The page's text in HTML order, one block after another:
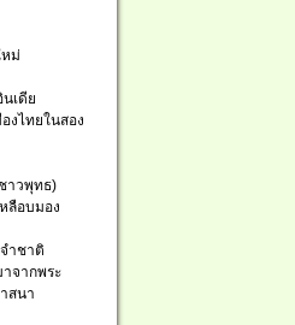
ม่
เดีย
งไทยในสอง
าวพุทธ)
ลือบมอง
ำชาติ
จากพระ
สนา